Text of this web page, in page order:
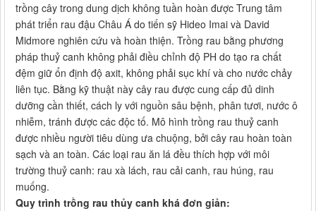
trồng cây trong dung dịch không tuần hoàn được Trung tâm
phát triển rau đậu Châu Á do tiến sỹ Hideo Imai và David
Midmore nghiên cứu và hoàn thiện. Trồng rau bằng phương
pháp thuỷ canh không phải điều chỉnh độ PH do tạo ra chất
đệm giữ ổn định độ axit, không phải sục khí và cho nước chảy
liên tục. Bằng kỹ thuật này cây rau được cung cấp đủ dinh
dưỡng cần thiết, cách ly với nguồn sâu bệnh, phân tươi, nước ô
nhiễm, tránh được các độc tố. Mô hình trồng rau thuỷ canh
được nhiều người tiêu dùng ưa chuộng, bởi cây rau hoàn toàn
sạch và an toàn. Các loại rau ăn lá đều thích hợp với môi
trường thuỷ canh: rau xà lách, rau cải canh, rau húng, rau
muống.
Quy trình trồng rau thủy canh khá đơn giản: